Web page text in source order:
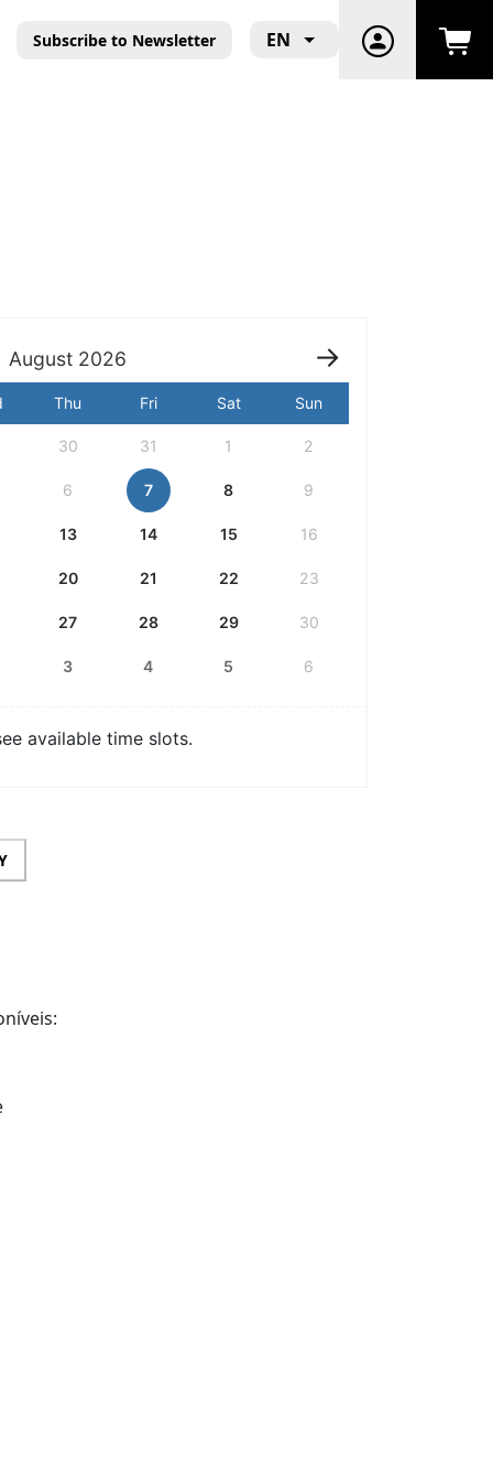
Subscribe to Newsletter EN
August 2026
Thu Fri Sat Sun
30 31 1 2
6 7 8 9
13 14 15 16
20 21 22 23
27 28 29 30
3 4 5 6
available time slots.